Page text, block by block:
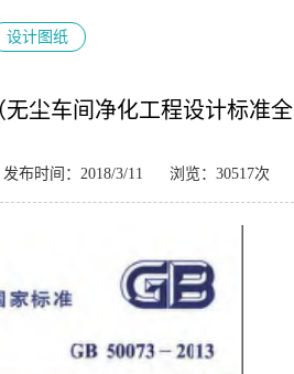
设计图纸
无尘车间净化工程设计标准全
发布时间：2018/3/11 浏览：30517次